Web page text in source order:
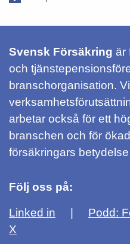
Svensk Försäkring är
och
branschorganisation.
arbetar också för ett
branschen och för
försäkringars
Följ oss på:
Linked in
Podd:
X